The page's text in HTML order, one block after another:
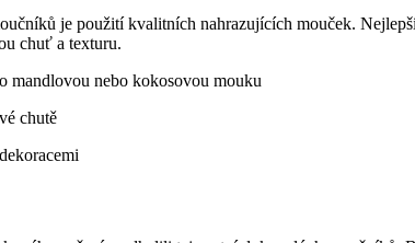
je použití kvalitních nahrazujících mouček.
chuť‌ a⁤ texturu.
mandlovou ⁤nebo kokosovou mouku
chutě